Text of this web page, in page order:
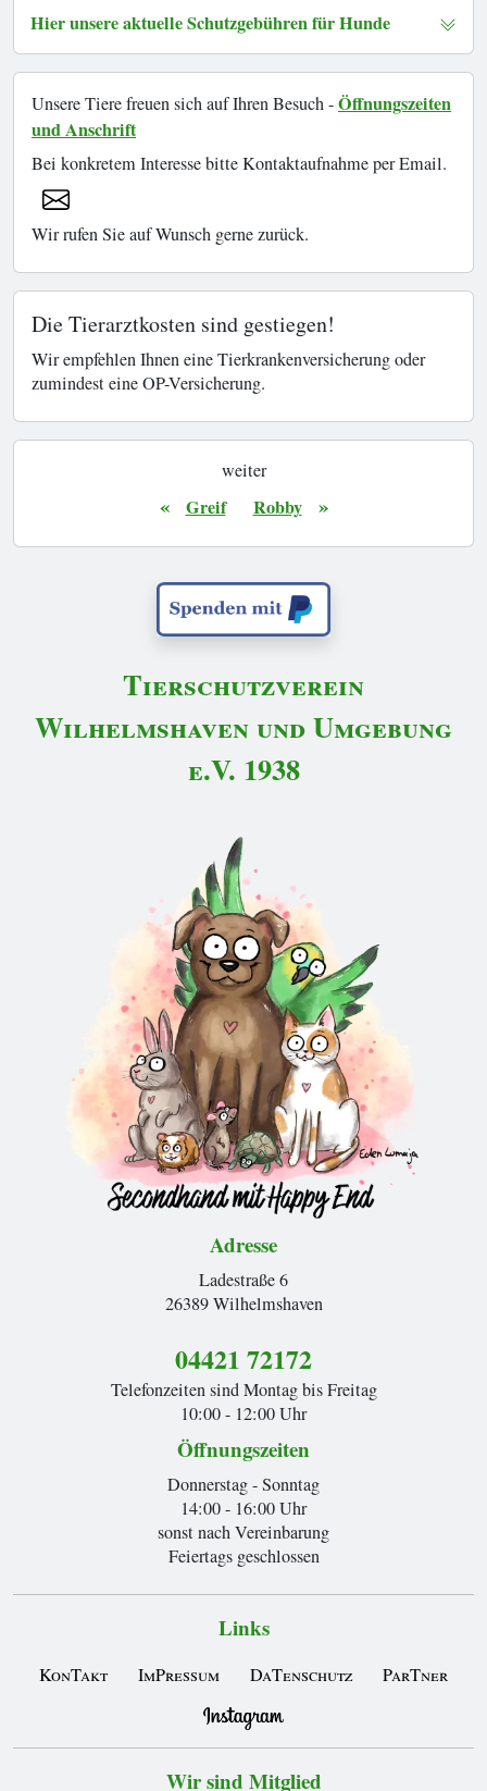
Hier unsere aktuelle Schutzgebühren für Hunde
Unsere Tiere freuen sich auf Ihren Besuch -Öffnungszeiten
und Anschrift
Bei konkretem Interesse bitte Kontaktaufnahme per Email.
Wir rufen Sie auf Wunsch gerne zurück.
Die Tierarztkosten sind gestiegen!
Wir empfehlen Ihnen eine Tierkrankenversicherung oder
zumindest eine OP-Versicherung.
weiter
« Greif Robby »
Tierschutzverein
Wilhelmshaven und Umgebung
e.V. 1938
Adresse
Ladestraße 6
26389 Wilhelmshaven
04421 72172
Telefonzeiten sind Montag bis Freitag
10:00 - 12:00 Uhr
Öffnungszeiten
Donnerstag - Sonntag
14:00 - 16:00 Uhr
sonst nach Vereinbarung
Feiertags geschlossen
Links
KonTakt ImPressum DaTenschutz ParTner
Wir sind Mitglied